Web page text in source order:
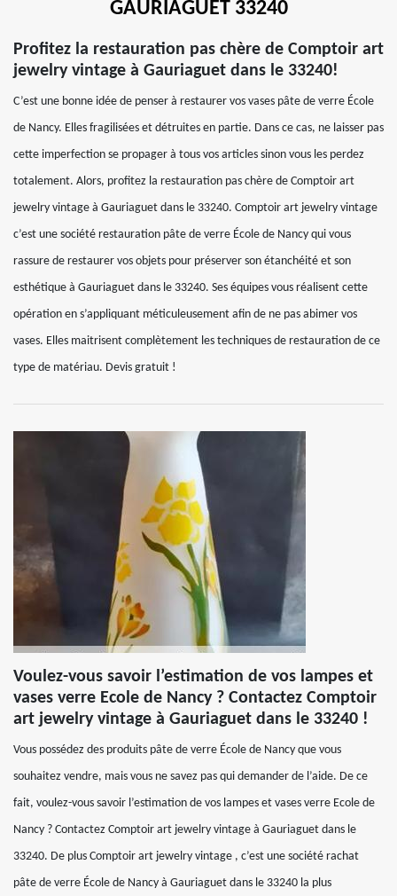
GAURIAGUET 33240
Profitez la restauration pas chère de Comptoir art
jewelry vintage à Gauriaguet dans le 33240!
C’est une bonne idée de penser à restaurer vos vases pâte de verre École
de Nancy. Elles fragilisées et détruites en partie. Dans ce cas, ne laisser pas
cette imperfection se propager à tous vos articles sinon vous les perdez
totalement. Alors, profitez la restauration pas chère de Comptoir art
jewelry vintage à Gauriaguet dans le 33240. Comptoir art jewelry vintage
c’est une société restauration pâte de verre École de Nancy qui vous
rassure de restaurer vos objets pour préserver son étanchéité et son
esthétique à Gauriaguet dans le 33240. Ses équipes vous réalisent cette
opération en s’appliquant méticuleusement afin de ne pas abimer vos
vases. Elles maitrisent complètement les techniques de restauration de ce
type de matériau. Devis gratuit !
Voulez-vous savoir l’estimation de vos lampes et
vases verre Ecole de Nancy ? Contactez Comptoir
art jewelry vintage à Gauriaguet dans le 33240 !
Vous possédez des produits pâte de verre École de Nancy que vous
souhaitez vendre, mais vous ne savez pas qui demander de l’aide. De ce
fait, voulez-vous savoir l’estimation de vos lampes et vases verre Ecole de
Nancy ? Contactez Comptoir art jewelry vintage à Gauriaguet dans le
33240. De plus Comptoir art jewelry vintage , c’est une société rachat
pâte de verre École de Nancy à Gauriaguet dans le 33240 la plus